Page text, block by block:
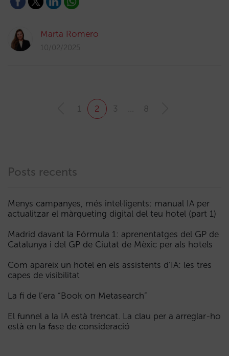
Marta Romero
10/02/2025
1 2 3 8
Posts recents
Menys campanyes, més intel·ligents: manual IA per
actualitzar el màrqueting digital del teu hotel (part 1)
Madrid davant la Fórmula 1: aprenentatges del GP de
Catalunya i del GP de Ciutat de Mèxic per als hotels
Com apareix un hotel en els assistents d’IA: les tres
capes de visibilitat
La fi de l’era “Book on Metasearch”
El funnel a la IA està trencat. La clau per a arreglar-ho
està en la fase de consideració